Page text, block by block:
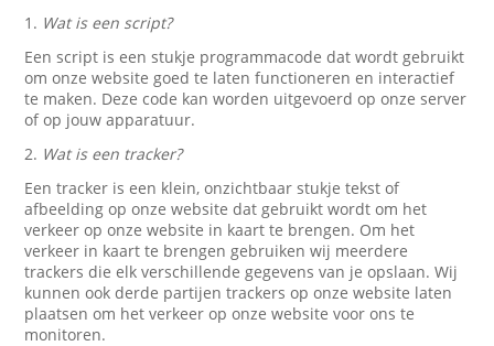
1. Wat is een script?
Een script is een stukje programmacode dat wordt gebruikt
om onze website goed te laten functioneren en interactief
te maken. Deze code kan worden uitgevoerd op onze server
of op jouw apparatuur.
2. Wat is een tracker?
Een tracker is een klein, onzichtbaar stukje tekst of
afbeelding op onze website dat gebruikt wordt om het
verkeer op onze website in kaart te brengen. Om het
verkeer in kaart te brengen gebruiken wij meerdere
trackers die elk verschillende gegevens van je opslaan. Wij
kunnen ook derde partijen trackers op onze website laten
plaatsen om het verkeer op onze website voor ons te
monitoren.